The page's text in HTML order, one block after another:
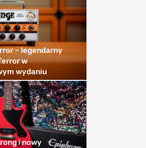
– legendarny
w
wydaniu
i nowy